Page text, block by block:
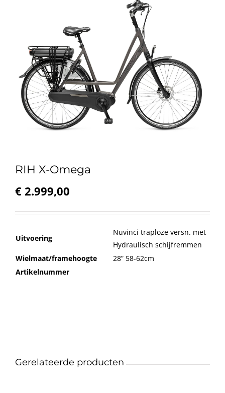
RIH X-Omega
€ 2.999,00
Uitvoering
Nuvinci traploze versn. met
Hydraulisch schijfremmen
Wielmaat/framehoogte
28” 58-62cm
Artikelnummer
Gerelateerde producten